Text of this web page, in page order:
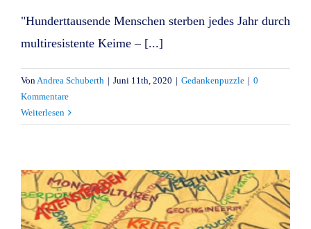
"Hunderttausende Menschen sterben jedes Jahr durch
multiresistente Keime – [...]
Von Andrea Schuberth | Juni 11th, 2020 | Gedankenpuzzle | 0
Kommentare
Weiterlesen